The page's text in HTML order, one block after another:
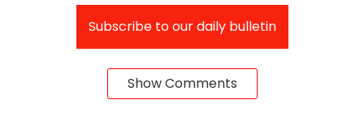
Subscribe to our daily bulletin
Show Comments